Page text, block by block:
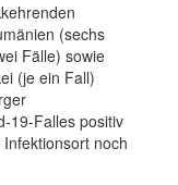
(sechs
Fälle) sowie
(je ein Fall)
19-Falles positiv
noch